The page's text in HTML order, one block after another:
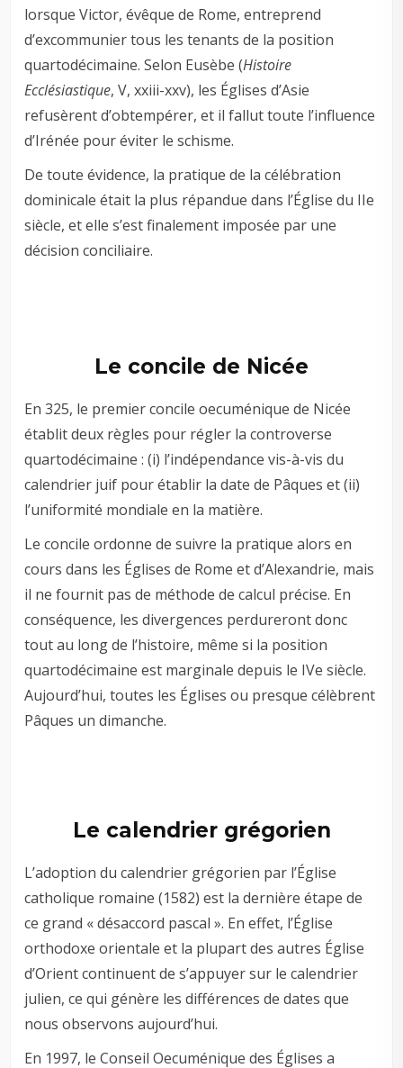
lorsque Victor, évêque de Rome, entreprend
d’excommunier tous les tenants de la position
quartodécimaine. Selon Eusèbe (Histoire
Ecclésiastique, V, xxiii-xxv), les Églises d’Asie
refusèrent d’obtempérer, et il fallut toute l’influence
d’Irénée pour éviter le schisme.
De toute évidence, la pratique de la célébration
dominicale était la plus répandue dans l’Église du IIe
siècle, et elle s’est finalement imposée par une
décision conciliaire.
Le concile de Nicée
En 325, le premier concile oecuménique de Nicée
établit deux règles pour régler la controverse
quartodécimaine : (i) l’indépendance vis-à-vis du
calendrier juif pour établir la date de Pâques et (ii)
l’uniformité mondiale en la matière.
Le concile ordonne de suivre la pratique alors en
cours dans les Églises de Rome et d’Alexandrie, mais
il ne fournit pas de méthode de calcul précise. En
conséquence, les divergences perdureront donc
tout au long de l’histoire, même si la position
quartodécimaine est marginale depuis le IVe siècle.
Aujourd’hui, toutes les Églises ou presque célèbrent
Pâques un dimanche.
Le calendrier grégorien
L’adoption du calendrier grégorien par l’Église
catholique romaine (1582) est la dernière étape de
ce grand « désaccord pascal ». En effet, l’Église
orthodoxe orientale et la plupart des autres Église
d’Orient continuent de s’appuyer sur le calendrier
julien, ce qui génère les différences de dates que
nous observons aujourd’hui.
En 1997, le Conseil Oecuménique des Églises a